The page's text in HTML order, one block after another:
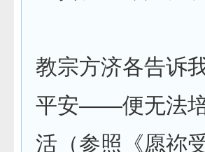
教宗方济各告诉
平安——便无法
活（参照《愿祢